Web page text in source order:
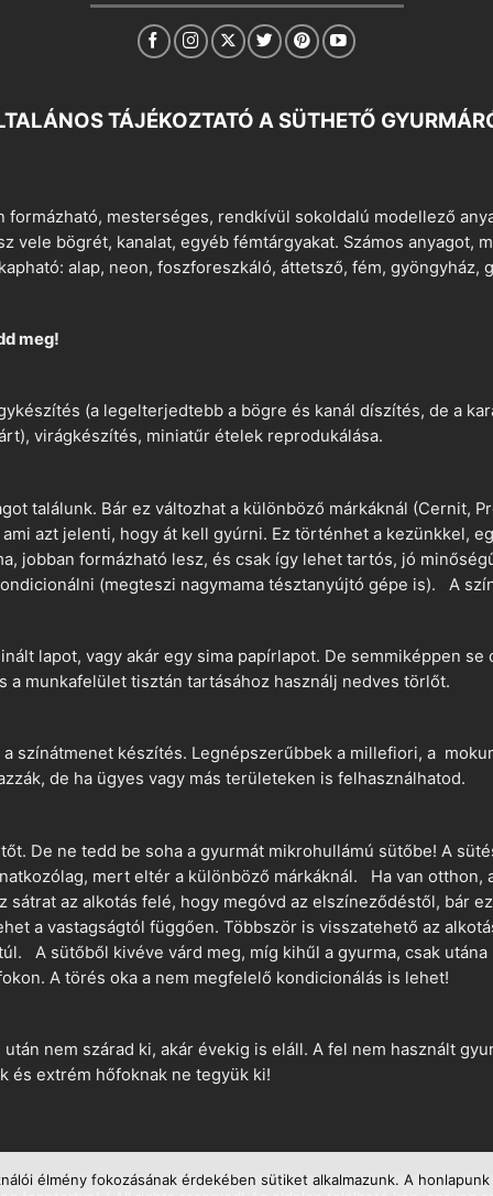
TÁJÉKOZTATÓ A SÜTHETŐ
mesterséges, rendkívül sokoldalú modellező
vele bögrét, kanalat, egyéb fémtárgyakat. Számos anyagot,
alap, neon, foszforeszkáló, áttetsző, fém, gyöngyház,
meg!
(a legelterjedtebb a bögre és kanál díszítés, de a
virágkészítés, miniatűr ételek reprodukálása.
találunk. Bár ez változhat a különböző márkáknál (Cernit,
azt jelenti, hogy át kell gyúrni. Ez történhet a kezünkkel,
jobban formázható lesz, és csak így lehet tartós, jó
(megteszi nagymama tésztanyújtó gépe is). A
lapot, vagy akár egy sima papírlapot. De semmiképpen
a munkafelület tisztán tartásához használj nedves törlőt.
színátmenet készítés. Legnépszerűbbek a millefiori, a
de ha ügyes vagy más területeken is felhasználhatod.
De ne tedd be soha a gyurmát mikrohullámú sütőbe! A
mert eltér a különböző márkáknál. Ha van otthon,
az alkotás felé, hogy megóvd az elszíneződéstől, bár
a vastagságtól függően. Többször is visszatehető az
A sütőből kivéve várd meg, míg kihűl a gyurma, csak
A törés oka a nem megfelelő kondicionálás is lehet!
nem szárad ki, akár évekig is eláll. A fel nem használt
és extrém hőfoknak ne tegyük ki!
élmény fokozásának érdekében sütiket alkalmazunk. A